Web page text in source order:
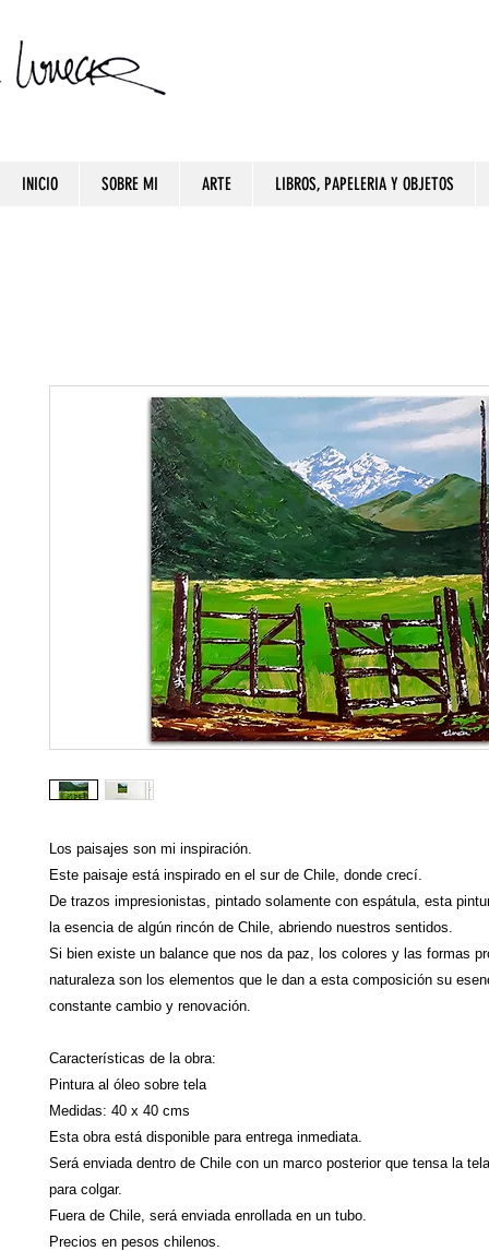
INICIO SOBRE MI ARTE LIBROS, PAPELERIA Y OBJETOS
Los paisajes son mi inspiración.
Este paisaje está inspirado en el sur de Chile, donde crecí.
De trazos impresionistas, pintado solamente con espátula, esta
la esencia de algún rincón de Chile, abriendo nuestros sentidos.
Si bien existe un balance que nos da paz, los colores y las formas
naturaleza son los elementos que le dan a esta composición su
constante cambio y renovación.
Características de la obra:
Pintura al óleo sobre tela
Medidas: 40 x 40 cms
Esta obra está disponible para entrega inmediata.
Será enviada dentro de Chile con un marco posterior que tensa la
para colgar.
Fuera de Chile, será enviada enrollada en un tubo.
Precios en pesos chilenos.